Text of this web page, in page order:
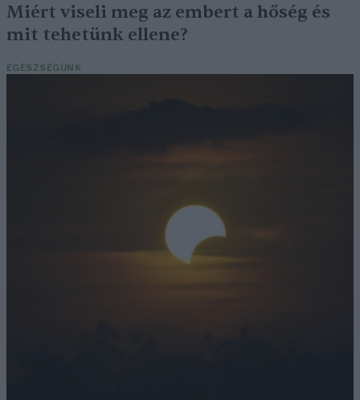
Miért viseli meg az embert a hőség és
mit tehetünk ellene?
EGÉSZSÉGÜNK